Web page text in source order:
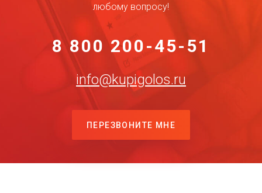
любому вопросу!
8 800 200-45-51
info@kupigolos.ru
ПЕРЕЗВОНИТЕ МНЕ